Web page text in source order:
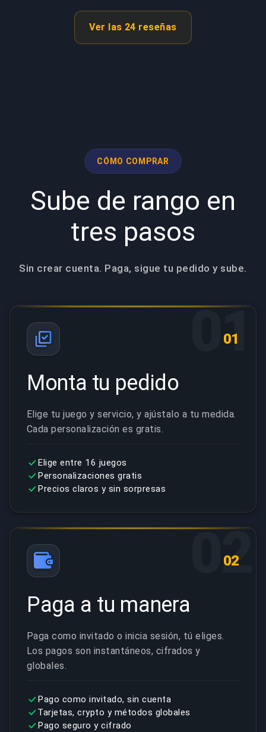
Ver las 24 reseñas
CÓMO COMPRAR
Sube de rango en
tres pasos
Sin crear cuenta. Paga, sigue tu pedido y sube.
01
01
Monta tu pedido
Elige tu juego y servicio, y ajústalo a tu medida.
Cada personalización es gratis.
Elige entre 16 juegos
Personalizaciones gratis
Precios claros y sin sorpresas
02
02
Paga a tu manera
Paga como invitado o inicia sesión, tú eliges.
Los pagos son instantáneos, cifrados y
globales.
Pago como invitado, sin cuenta
Tarjetas, crypto y métodos globales
Pago seguro y cifrado